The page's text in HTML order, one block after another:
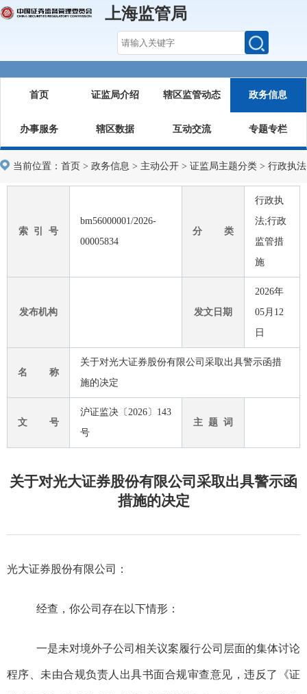
上海监管局
首页 证监局介绍 辖区监管动态 政务信息
办事服务 辖区数据 互动交流 专题专栏
当前位置： 首页 > 政务信息 > 主动公开 > 证监局主题分类 > 行政执法
索 引 号
bm56000001/2026-
00005834
分 类
行政执
法;行政
监管措
施
发布机构 发文日期
2026年
05月12
日
名 称
关于对光大证券股份有限公司采取出具警示函措
施的决定
文 号
沪证监决〔2026〕143
号
主 题 词
关于对光大证券股份有限公司采取出具警示函
措施的决定
光大证券股份有限公司 ：
经查，你公司存在以下情形：
一是未对境外子公司相关议案履行公司层面的集体讨论
程序、未由合规负责人 出具书面合规审查意见 ，违反了 《证